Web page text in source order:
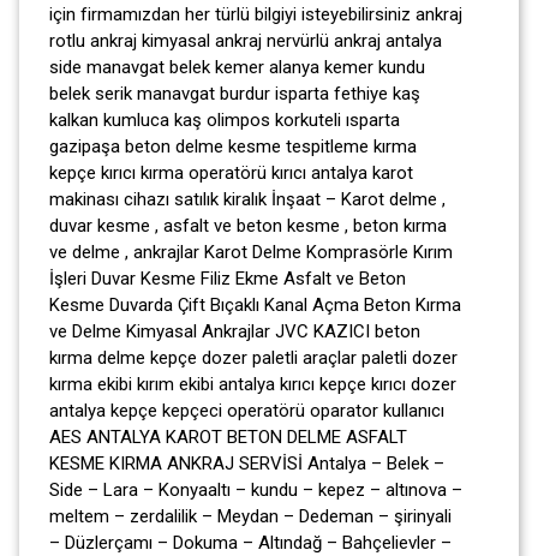
için firmamızdan her türlü bilgiyi isteyebilirsiniz ankraj
rotlu ankraj kimyasal ankraj nervürlü ankraj antalya
side manavgat belek kemer alanya kemer kundu
belek serik manavgat burdur isparta fethiye kaş
kalkan kumluca kaş olimpos korkuteli ısparta
gazipaşa beton delme kesme tespitleme kırma
kepçe kırıcı kırma operatörü kırıcı antalya karot
makinası cihazı satılık kiralık İnşaat – Karot delme ,
duvar kesme , asfalt ve beton kesme , beton kırma
ve delme , ankrajlar Karot Delme Komprasörle Kırım
İşleri Duvar Kesme Filiz Ekme Asfalt ve Beton
Kesme Duvarda Çift Bıçaklı Kanal Açma Beton Kırma
ve Delme Kimyasal Ankrajlar JVC KAZICI beton
kırma delme kepçe dozer paletli araçlar paletli dozer
kırma ekibi kırım ekibi antalya kırıcı kepçe kırıcı dozer
antalya kepçe kepçeci operatörü oparator kullanıcı
AES ANTALYA KAROT BETON DELME ASFALT
KESME KIRMA ANKRAJ SERVİSİ Antalya – Belek –
Side – Lara – Konyaaltı – kundu – kepez – altınova –
meltem – zerdalilik – Meydan – Dedeman – şirinyali
– Düzlerçamı – Dokuma – Altındağ – Bahçelievler –